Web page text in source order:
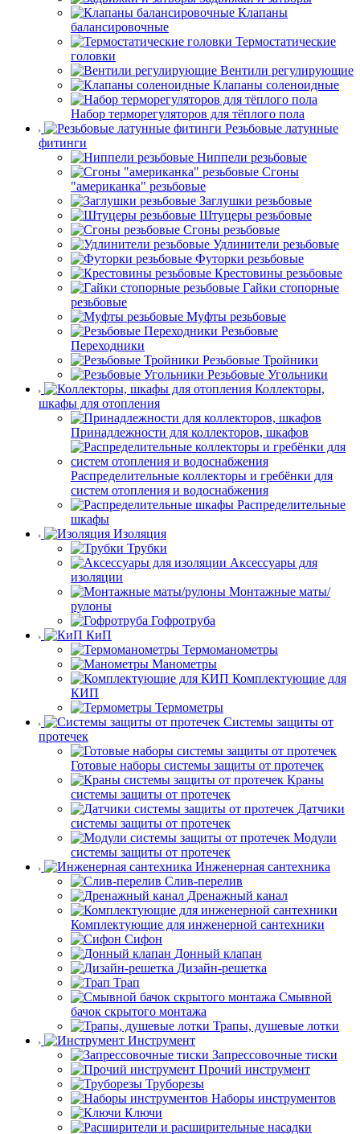
Клапаны
балансировочные
Термостатические
головки
Вентили регулирующие
Клапаны соленоидные
Набор терморегуляторов для тёплого пола
Резьбовые латунные
фитинги
Ниппели резьбовые
Сгоны
"американка" резьбовые
Заглушки резьбовые
Штуцеры резьбовые
Сгоны резьбовые
Удлинители резьбовые
Футорки резьбовые
Крестовины резьбовые
Гайки стопорные
резьбовые
Муфты резьбовые
Резьбовые
Переходники
Резьбовые Тройники
Резьбовые Угольники
Коллекторы,
шкафы для отопления
Принадлежности для коллекторов, шкафов
Распределительные коллекторы и гребёнки для
систем отопления и водоснабжения
Распределительные
шкафы
Изоляция
Трубки
Аксессуары для
изоляции
Монтажные маты/
рулоны
Гофротруба
КиП
Термоманометры
Манометры
Комплектующие для
КИП
Термометры
Системы защиты от
протечек
Готовые наборы системы защиты от протечек
Краны
системы защиты от протечек
Датчики
системы защиты от протечек
Модули
системы защиты от протечек
Инженерная сантехника
Слив-перелив
Дренажный канал
Комплектующие для инженерной сантехники
Сифон
Донный клапан
Дизайн-решетка
Трап
Смывной
бачок скрытого монтажа
Трапы, душевые лотки
Инструмент
Запрессовочные тиски
Прочий инструмент
Труборезы
Наборы инструментов
Ключи